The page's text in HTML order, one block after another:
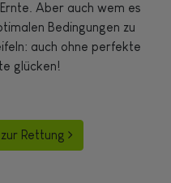
Aber auch wem es
Bedingungen zu
auch ohne perfekte
glücken!
Rettung